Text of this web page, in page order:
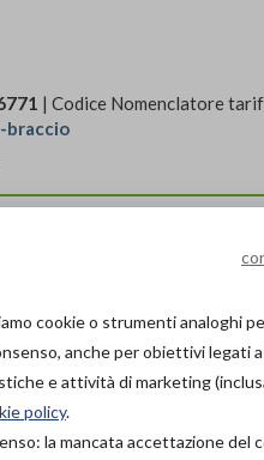
| Codice Nomenclatore
braccio
IN
cookie o strumenti analoghi
anche per obiettivi legati
e attività di marketing
policy.
la mancata accettazione del